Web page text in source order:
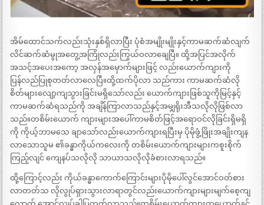
အိမ်ထောင်သက်လည်းသုံးနှစ်ရှိလာပြီး ပုံစံအမျိုးမျိုးနှင့်ကာမဆက်ဆံလျက်
လိင်ဆက်ဆံမွုအတွေ့အကြုံလည်းကြွယ်ဝလာချေပြီ။ ထို့အပြင်အလိုက်
အသင့်အပေးအကော့ အလှန်အမှောက်များဖြင့် လည်းယောက်ကျားကို
ပြန်လည်ပြုစုတတ်လာလေပြီ။ထို့ထက်ပိုလာ သည်ကား ကာမဆက်ဆံလို
စိတ်များလျော့ကျသွားခြင်းမရှိသော်လည်း ယောက်ကျားဖြစ်သူကိုမြင့်နှင့်
ကာမဆက်ဆံရသည်ကို အချိန်ကြာလာသည်နှင့်အမျှရိုးအီသလိုလိုဖြစ်လာ
သည်။တစိမ်းယောက် ကျားများအပေါ်ကာမစိတ်ဖြင့်အရောဝင်လိုခြင်းရှိမရှိ
ကို ကိုယ့်ဘာမသေ ချာသော်လည်းယောက်ကျားရပြီးမှ ပိုမိုဖွံ့ဖြိုးအချိုးကျန
လာသောသူမ ၏ခန္ဓာကိုယ်ကလေးကို တစိမ်းယောက်ကျားများကစူးစိုက်
ကြည့်လျင် ကျေနပ်သလိုလို သာယာသလိုလိုခံစားလာရသည်။
ထို့ကြောင့်လည်း ကိုယ်ခန္ဓာကောက်ကြောင်းများပိုမိုပေါ်လွင်အောင်ဝတ်စား
လာတတ်သ လိုလွုပ်ရှားသွားလာရာတွင်လည်းယောက်ကျားများမျက်စေ့ကျ